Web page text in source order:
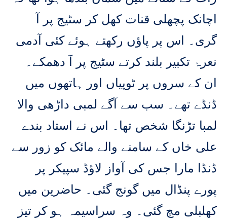
اچانک پچھلی قنات کھل کر سٹیج پر آ
گری۔ اس پر پاؤں رکھتے ہوئے کئی آدمی
نعرۂ تکبیر بلند کرتے سٹیج پر آ دھمکے۔
ان کے سروں پر ٹوپیاں اور ہاتھوں میں
ڈنڈے تھے۔ سب سے آگے لمبی داڑھی والا
لمبا تڑنگا شخص تھا۔ اس نے استاد بندے
علی خاں کے سامنے والے مائک کو زور سے
ڈنڈا مارا جس کی آواز لاؤڈ سپیکر پر
پورے پنڈال میں گونج گئی۔ حاضرین میں
کھلبلی مچ گئی۔ وہ سراسیمہ ہو کر تیز